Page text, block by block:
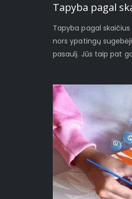
Tapyba pagal
Tapyba pagal
nors ypatingų
pasaulį. Jūs taip pat